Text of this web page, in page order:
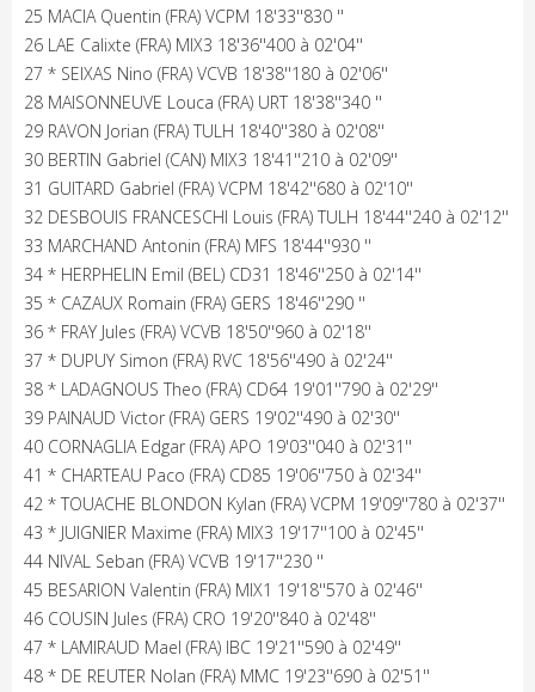
25 MACIA Quentin (FRA) VCPM 18'33''830 ''
26 LAE Calixte (FRA) MIX3 18'36''400 à 02'04''
27 * SEIXAS Nino (FRA) VCVB 18'38''180 à 02'06''
28 MAISONNEUVE Louca (FRA) URT 18'38''340 ''
29 RAVON Jorian (FRA) TULH 18'40''380 à 02'08''
30 BERTIN Gabriel (CAN) MIX3 18'41''210 à 02'09''
31 GUITARD Gabriel (FRA) VCPM 18'42''680 à 02'10''
32 DESBOUIS FRANCESCHI Louis (FRA) TULH 18'44''240 à 02'12''
33 MARCHAND Antonin (FRA) MFS 18'44''930 ''
34 * HERPHELIN Emil (BEL) CD31 18'46''250 à 02'14''
35 * CAZAUX Romain (FRA) GERS 18'46''290 ''
36 * FRAY Jules (FRA) VCVB 18'50''960 à 02'18''
37 * DUPUY Simon (FRA) RVC 18'56''490 à 02'24''
38 * LADAGNOUS Theo (FRA) CD64 19'01''790 à 02'29''
39 PAINAUD Victor (FRA) GERS 19'02''490 à 02'30''
40 CORNAGLIA Edgar (FRA) APO 19'03''040 à 02'31''
41 * CHARTEAU Paco (FRA) CD85 19'06''750 à 02'34''
42 * TOUACHE BLONDON Kylan (FRA) VCPM 19'09''780 à 02'37''
43 * JUIGNIER Maxime (FRA) MIX3 19'17''100 à 02'45''
44 NIVAL Seban (FRA) VCVB 19'17''230 ''
45 BESARION Valentin (FRA) MIX1 19'18''570 à 02'46''
46 COUSIN Jules (FRA) CRO 19'20''840 à 02'48''
47 * LAMIRAUD Mael (FRA) IBC 19'21''590 à 02'49''
48 * DE REUTER Nolan (FRA) MMC 19'23''690 à 02'51''